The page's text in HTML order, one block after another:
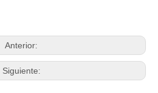
Anterior:
Siguiente: